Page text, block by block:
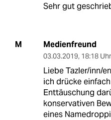
Sehr gut
M Medienfreund
03.03.2019, 18:18 Uhr
Liebe Tazler/inn/
ich drücke
Enttäuschung
konservativen
eines